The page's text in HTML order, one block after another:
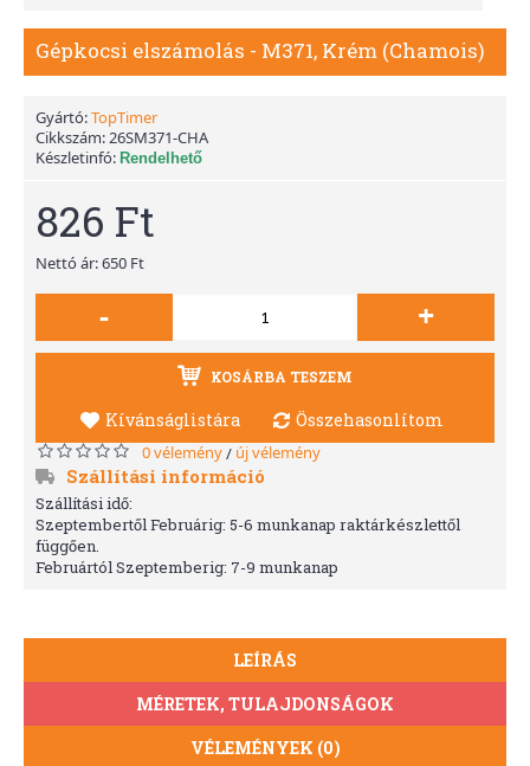
Gépkocsi elszámolás - M371, Krém (Chamois)
Gyártó:TopTimer
Cikkszám:26SM371-CHA
Készletinfó: Rendelhető
826 Ft
Nettó ár: 650 Ft
- +
KOSÁRBA TESZEM
Kívánságlistára Összehasonlítom
0 vélemény/ új vélemény
Szállítási információ
Szállítási idő:
Szeptembertől Februárig: 5-6 munkanap raktárkészlettől
függően.
Februártól Szeptemberig: 7-9 munkanap
LEÍRÁS
MÉRETEK, TULAJDONSÁGOK
VÉLEMÉNYEK (0)